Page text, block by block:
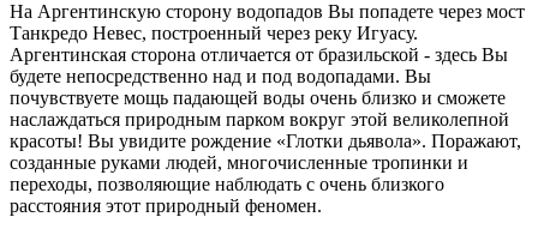
На Аргентинскую сторону водопадов Вы попадете через мост
Танкредо Невес, построенный через реку Игуасу.
Аргентинская сторона отличается от бразильской - здесь Вы
будете непосредственно над и под водопадами. Вы
почувствуете мощь падающей воды очень близко и сможете
наслаждаться природным парком вокруг этой великолепной
красоты! Вы увидите рождение «Глотки дьявола». Поражают,
созданные руками людей, многочисленные тропинки и
переходы, позволяющие наблюдать с очень близкого
расстояния этот природный феномен.